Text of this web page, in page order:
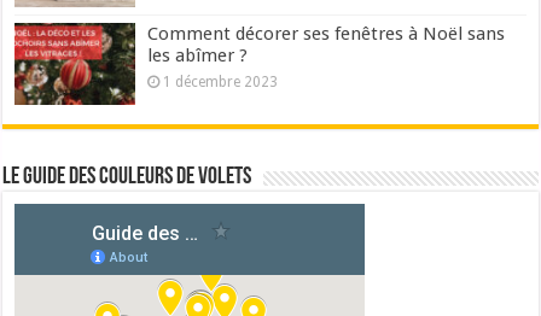
Comment décorer ses fenêtres à Noël sans
les abîmer ?
1 décembre 2023
Le guide des couleurs de volets